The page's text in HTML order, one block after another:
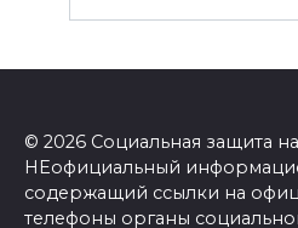
© 2026 Социальная защита
НЕофициальный
содержащий ссылки на
телефоны органы